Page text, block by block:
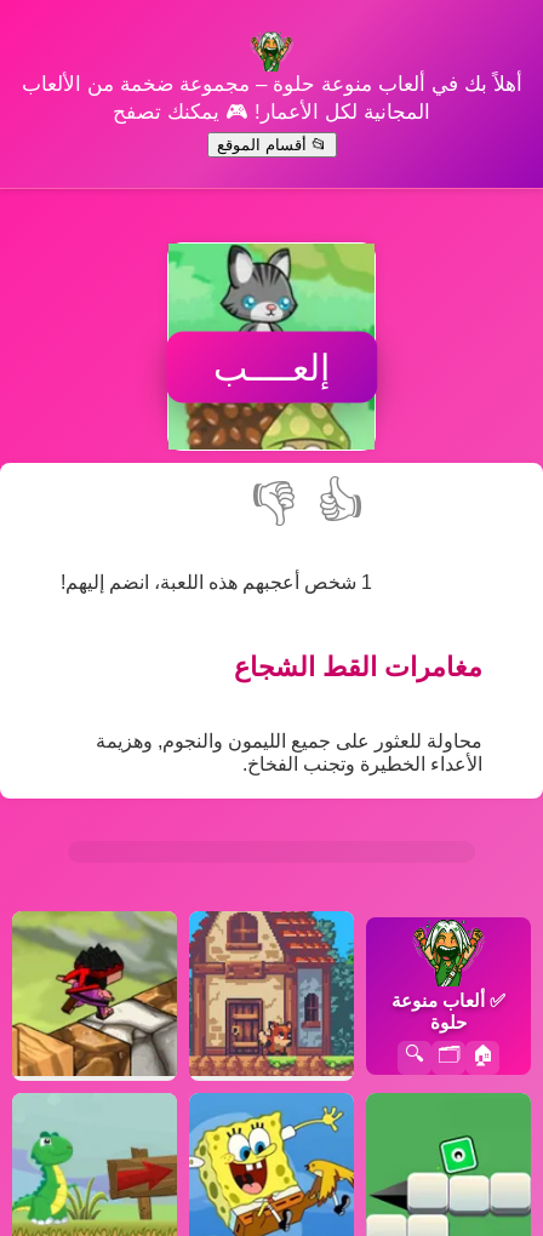
أهلاً بك في ألعاب منوعة حلوة – مجموعة ضخمة من الألعاب
المجانية لكل الأعمار! 🎮 يمكنك تصفح
📂 أقسام الموقع
إلعــــب
👍
👎
1 شخص أعجبهم هذه اللعبة، انضم إليهم!
مغامرات القط الشجاع
محاولة للعثور على جميع الليمون والنجوم, وهزيمة
الأعداء الخطيرة وتجنب الفخاخ.
✅ ألعاب منوعة
حلوة
🏠
🗂️
🔍